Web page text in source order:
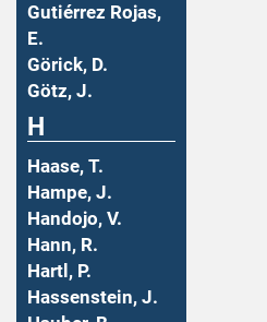
Gutiérrez Rojas,
E.
Görick, D.
Götz, J.
H
Haase, T.
Hampe, J.
Handojo, V.
Hann, R.
Hartl, P.
Hassenstein, J.